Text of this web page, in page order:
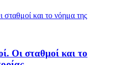
Οι σταθμοί και το